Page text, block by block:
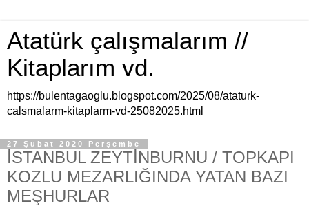
Atatürk çalışmalarım //
Kitaplarım vd.
https://bulentagaoglu.blogspot.com/2025/08/ataturk-
calsmalarm-kitaplarm-vd-25082025.html
27 Şubat 2020 Perşembe
İSTANBUL ZEYTİNBURNU / TOPKAPI
KOZLU MEZARLIĞINDA YATAN BAZI
MEŞHURLAR